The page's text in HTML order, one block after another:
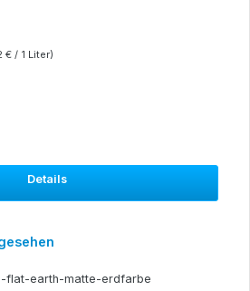
€ / 1 Liter)
Details